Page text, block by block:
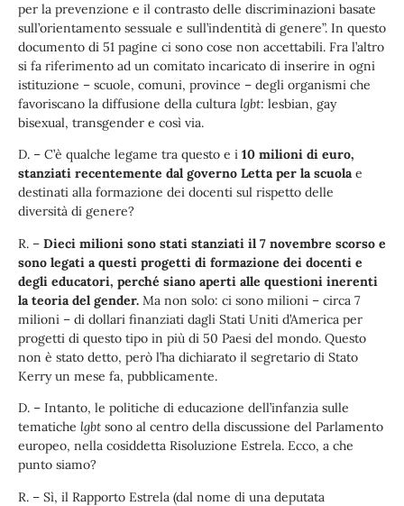
per la prevenzione e il contrasto delle discriminazioni basate
sull’orientamento sessuale e sull’indentità di genere”. In questo
documento di 51 pagine ci sono cose non accettabili. Fra l’altro
si fa riferimento ad un comitato incaricato di inserire in ogni
istituzione – scuole, comuni, province – degli organismi che
favoriscano la diffusione della cultura lgbt: lesbian, gay
bisexual, transgender e così via.
D. – C’è qualche legame tra questo e i 10 milioni di euro,
stanziati recentemente dal governo Letta per la scuolae
destinati alla formazione dei docenti sul rispetto delle
diversità di genere?
R. – Dieci milioni sono stati stanziati il 7 novembre scorso e
sono legati a questi progetti di formazione dei docenti e
degli educatori, perché siano aperti alle questioni inerenti
la teoria del gender. Ma non solo: ci sono milioni – circa 7
milioni – di dollari finanziati dagli Stati Uniti d’America per
progetti di questo tipo in più di 50 Paesi del mondo. Questo
non è stato detto, però l’ha dichiarato il segretario di Stato
Kerry un mese fa, pubblicamente.
D. – Intanto, le politiche di educazione dell’infanzia sulle
tematiche lgbt sono al centro della discussione del Parlamento
europeo, nella cosiddetta Risoluzione Estrela. Ecco, a che
punto siamo?
R. – Sì, il Rapporto Estrela (dal nome di una deputata